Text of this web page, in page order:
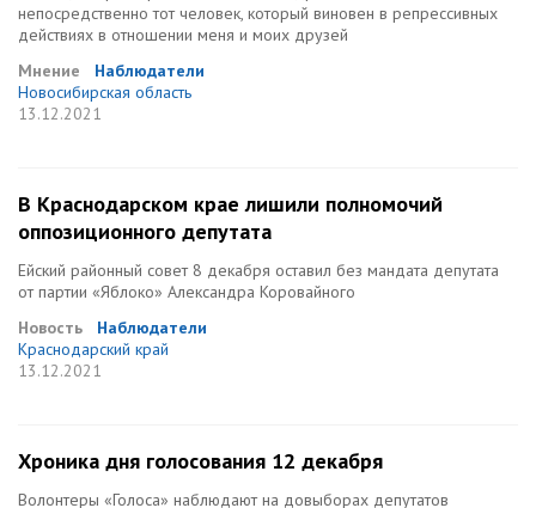
непосредственно тот человек, который виновен в репрессивных
действиях в отношении меня и моих друзей
Мнение
Наблюдатели
Новосибирская область
13.12.2021
В Краснодарском крае лишили полномочий
оппозиционного депутата
Ейский районный совет 8 декабря оставил без мандата депутата
от партии «Яблоко» Александра Коровайного
Новость
Наблюдатели
Краснодарский край
13.12.2021
Хроника дня голосования 12 декабря
Волонтеры «Голоса» наблюдают на довыборах депутатов